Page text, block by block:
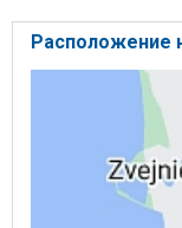
Расположение